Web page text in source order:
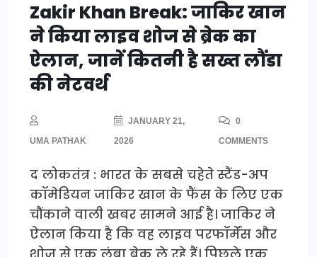
Zakir Khan Break: जाकिर खान
ने किया लाइव शोज से ब्रेक का
ऐलान, जानें कितनी है सख्त लौंडा
की नेटवर्थ
UMA PATHAK
JANUARY 21,
2026
0
COMMENTS
द लोकतंत्र : भारत के सबसे चहेते स्टैंड-अप
कॉमेडियन जाकिर खान के फैंस के लिए एक
चौंकाने वाली खबर सामने आई है। जाकिर ने
ऐलान किया है कि वह लाइव परफॉर्मेंस और